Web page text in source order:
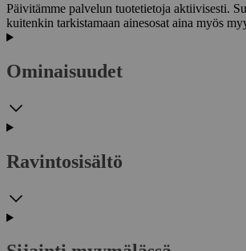
Päivitämme palvelun tuotetietoja aktiivisesti.
kuitenkin tarkistamaan ainesosat aina myös
Ominaisuudet
Ravintosisältö